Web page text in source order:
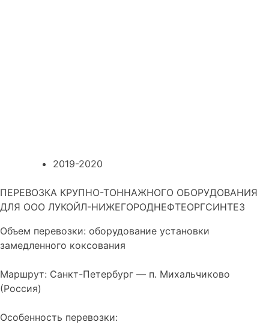
2019-2020
ПЕРЕВОЗКА КРУПНО-ТОННАЖНОГО ОБОРУДОВАНИЯ
ДЛЯ ООО ЛУКОЙЛ-НИЖЕГОРОДНЕФТЕОРГСИНТЕЗ
Объем перевозки: оборудование установки
замедленного коксования
Маршрут: Санкт-Петербург — п. Михальчиково
(Россия)
Особенность перевозки: